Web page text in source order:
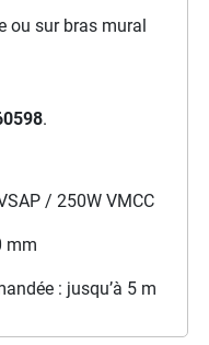
ou sur bras mural
.
/ 250W VMCC
mm
: jusqu’à 5 m